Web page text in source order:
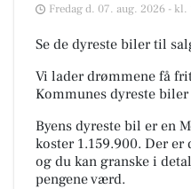
Fredag d. 07. aug. 2026 - kl.
Se de dyreste biler til
Vi lader drømmene få
Kommunes dyreste
Byens dyreste bil er en
koster 1.159.900. Der
og du kan granske i
pengene værd.